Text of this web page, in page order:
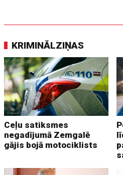
KRIMINĀLZIŅAS
Ceļu satiksmes
negadījumā Zemgalē
gājis bojā motociklists